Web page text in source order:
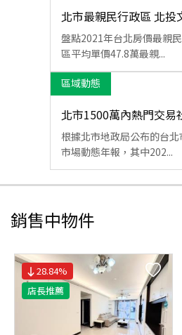
北市最親民行政區 北投
盤點2021年台北房價最親
區平均單價47.8萬最親...
區域動態
北市1500萬內熱門交易
根據北市地政局公布的台
市場動態年報，其中202...
銷售中物件
28.84%
店長推薦